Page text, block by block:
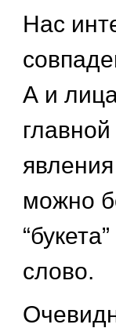
Нас
А и
можно
слово.